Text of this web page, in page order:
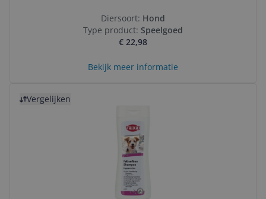
Diersoort: Hond
Type product: Speelgoed
€ 22,98
Bekijk meer informatie
Vergelijken